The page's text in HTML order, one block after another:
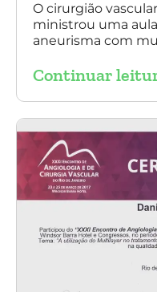
O cirurgião
ministrou uma
aneurisma com
Continuar